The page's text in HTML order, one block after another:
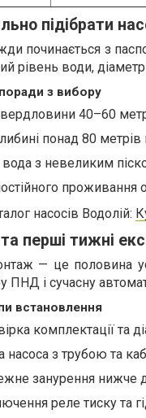
підібрати
починається з
рівень води,
з вибору
40–60
понад 80
з невеликим
проживання
насосів Водолій:
перші тижні
— це половина
ПНД і сучасну
встановлення
комплектації та
насоса з трубою та
занурення нижче
реле тиску та